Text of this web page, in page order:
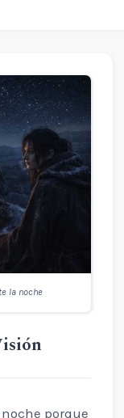
la noche
porque